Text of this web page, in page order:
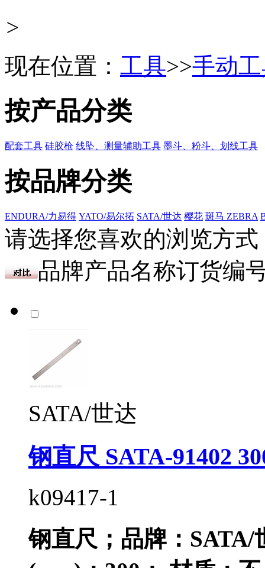
>
现在位置： 工具>>手动
按产品分类
配套工具 硅胶枪 线坠、测量辅助工具 墨斗、粉斗、划线工具
按品牌分类
ENDURA/力易得 YATO/易尔拓 SATA/世达 樱花 斑马 ZEBRA
请选择您喜欢的浏览方式
品牌产品名称订货编
SATA/世达
钢直尺 SATA-91402
k09417-1
钢直尺；品牌：